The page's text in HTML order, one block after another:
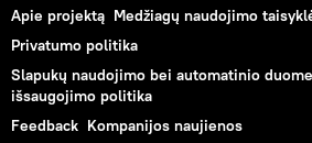
Apie projektą Medžiagų naudojimo
Privatumo politika
Slapukų naudojimo bei automatinio
išsaugojimo politika
Feedback Kompanijos naujienos